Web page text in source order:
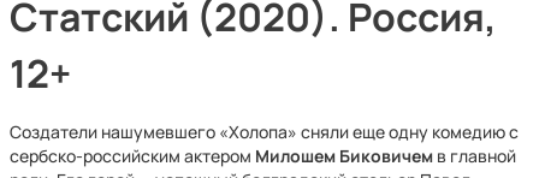
Статский (2020). Россия,
12+
Создатели нашумевшего «Холопа» сняли еще одну комедию с
сербско-российским актером Милошем Биковичем в главной